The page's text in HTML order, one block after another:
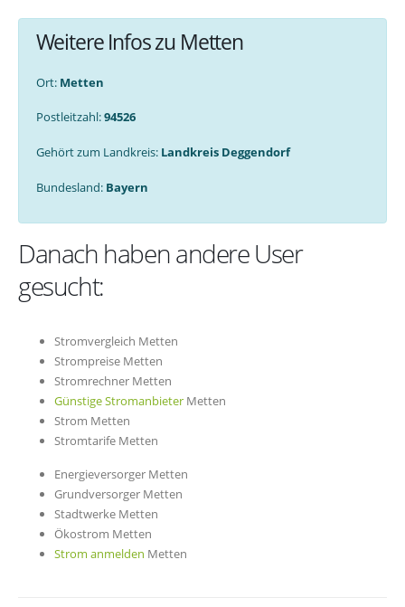
Weitere Infos zu Metten
Ort: Metten
Postleitzahl:94526
Gehört zum Landkreis: Landkreis Deggendorf
Bundesland: Bayern
Danach haben andere User
gesucht:
Stromvergleich Metten
Strompreise Metten
Stromrechner Metten
Günstige Stromanbieter Metten
Strom Metten
Stromtarife Metten
Energieversorger Metten
Grundversorger Metten
Stadtwerke Metten
Ökostrom Metten
Strom anmelden Metten